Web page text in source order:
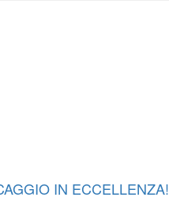
IN ECCELLENZA!